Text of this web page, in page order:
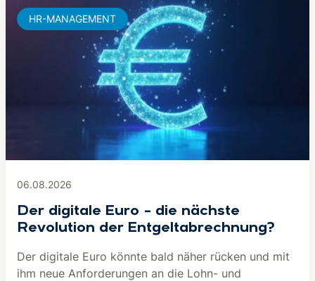
06.08.2026
Der digitale Euro – die nächste
Revolution der Entgeltabrechnung?
Der digitale Euro könnte bald näher rücken und mit
ihm neue Anforderungen an die Lohn- und
HR-MANAGEMENT